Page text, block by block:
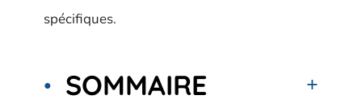
spécifiques.
SOMMAIRE